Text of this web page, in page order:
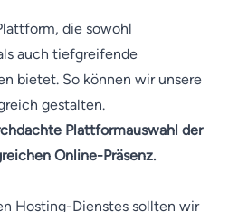
die sowohl
auch tiefgreifende
bietet. So können wir unsere
gestalten.
Plattformauswahl der
Online-Präsenz.
Hosting-Dienstes sollten wir